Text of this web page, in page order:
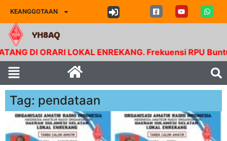
KEANGGOTAAN
YH8AQ
DI ORARI LOKAL ENREKANG. Frekuensi RPU
Tag: pendataan